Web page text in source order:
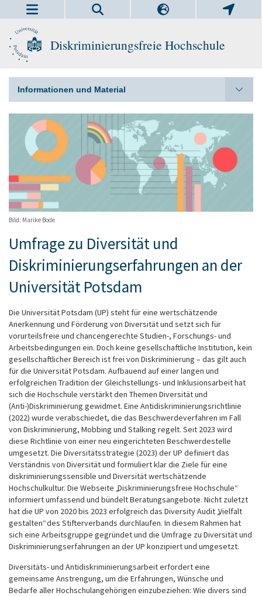
Diskriminierungsfreie Hochschule
Informationen und Material
Bild: Marike Bode
Umfrage zu Diversität und
Diskriminierungserfahrungen an der
Universität Potsdam
Die Universität Potsdam (UP) steht für eine wertschätzende
Anerkennung und Förderung von Diversität und setzt sich für
vorurteilsfreie und chancengerechte Studien-, Forschungs- und
Arbeitsbedingungen ein. Doch keine gesellschaftliche Institution, kein
gesellschaftlicher Bereich ist frei von Diskriminierung – das gilt auch
für die Universität Potsdam. Aufbauend auf einer langen und
erfolgreichen Tradition der Gleichstellungs- und Inklusionsarbeit hat
sich die Hochschule verstärkt den Themen Diversität und
(Anti-)Diskriminierung gewidmet. Eine Antidiskriminierungsrichtlinie
(2022) wurde verabschiedet, die das Beschwerdeverfahren im Fall
von Diskriminierung, Mobbing und Stalking regelt. Seit 2023 wird
diese Richtlinie von einer neu eingerichteten Beschwerdestelle
umgesetzt. Die Diversitätsstrategie (2023) der UP definiert das
Verständnis von Diversität und formuliert klar die Ziele für eine
diskriminierungssensible und Diversität wertschätzende
Hochschulkultur. Die Webseite „Diskriminierungsfreie Hochschule“
informiert umfassend und bündelt Beratungsangebote. Nicht zuletzt
hat die UP von 2020 bis 2023 erfolgreich das Diversity Audit „Vielfalt
gestalten“ des Stifterverbands durchlaufen. In diesem Rahmen hat
sich eine Arbeitsgruppe gegründet und die Umfrage zu Diversität und
Diskriminierungserfahrungen an der UP konzipiert und umgesetzt.
Diversitäts- und Antidiskriminierungsarbeit erfordert eine
gemeinsame Anstrengung, um die Erfahrungen, Wünsche und
Bedarfe aller Hochschulangehörigen einzubeziehen: Wie divers sind